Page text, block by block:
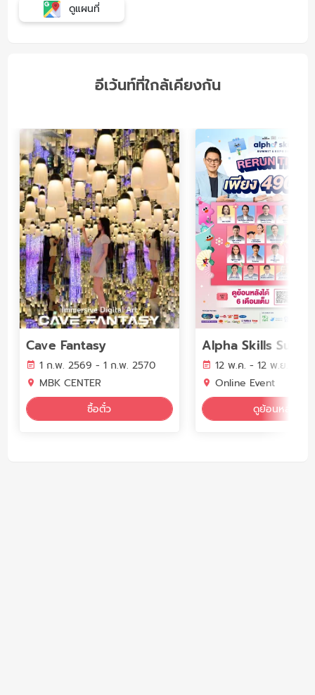
ดูแผนที่
อีเว้นท์ที่ใกล้เคียงกัน
Cave Fantasy
1 ก.พ. 2569 - 1 ก.พ. 2570
MBK CENTER
ซื้อตั๋ว
12 พ.ค. - 12 พ.ย. 2569
Online Event
ดูย้อนหลัง